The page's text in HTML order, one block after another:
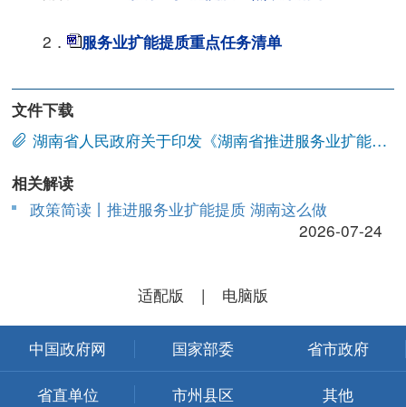
2． 服务业扩能提质重点任务清单
文件下载
湖南省人民政府关于印发《湖南省推进服务业扩能提质行动方案（2026—2028年）》的通知.docx
相关解读
政策简读丨推进服务业扩能提质 湖南这么做
2026-07-24
适配版 | 电脑版
中国政府网 国家部委 省市政府
省直单位 市州县区 其他